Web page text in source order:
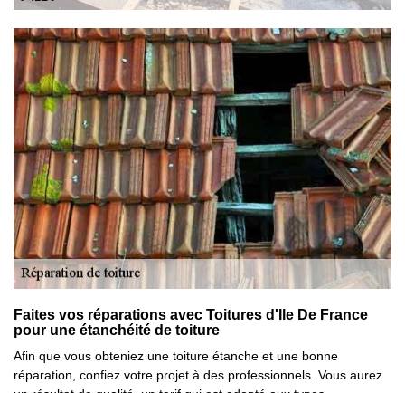
Faites vos réparations avec Toitures d'Ile De France
pour une étanchéité de toiture
Afin que vous obteniez une toiture étanche et une bonne
réparation, confiez votre projet à des professionnels. Vous aurez